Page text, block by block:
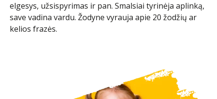
elgesys, užsispyrimas ir pan. Smalsiai tyrinėja aplinką,
save vadina vardu. Žodyne vyrauja apie 20 žodžių ar
kelios frazės.